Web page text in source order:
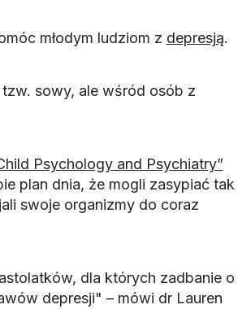
młodym ludziom z depresją.
sowy, ale wśród osób z
Psychology and Psychiatry”
plan dnia, że mogli zasypiać tak
swoje organizmy do coraz
dla których zadbanie o
depresji" – mówi dr Lauren